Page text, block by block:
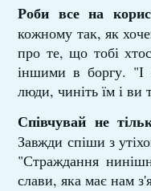
Роби все на
кожному так, як
про те, що тобі
іншими в боргу.
люди, чиніть їм і
Співчувай не
Завжди спіши з
"Страждання
слави, яка має нам